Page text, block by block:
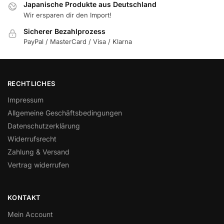
Japanische Produkte aus Deutschland
Wir ersparen dir den Import!
Sicherer Bezahlprozess
PayPal / MasterCard / Visa / Klarna
RECHTLICHES
Impressum
Allgemeine Geschäftsbedingungen
Datenschutzerklärung
Widerrufsrecht
Zahlung & Versand
Vertrag widerrufen
KONTAKT
Mein Account